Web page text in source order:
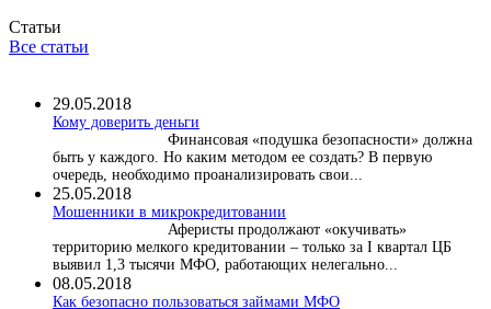
Статьи
Все статьи
29.05.2018
Кому доверить деньги
Финансовая «подушка безопасности» должна
быть у каждого. Но каким методом ее создать? В первую
очередь, необходимо проанализировать свои...
25.05.2018
Мошенники в микрокредитовании
Аферисты продолжают «окучивать»
территорию мелкого кредитовании – только за I квартал ЦБ
выявил 1,3 тысячи МФО, работающих нелегально...
08.05.2018
Как безопасно пользоваться займами МФО